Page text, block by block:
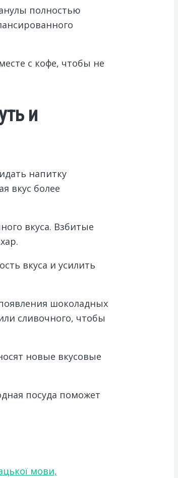
полностью
с кофе, чтобы не
и
напитку
вкус более
вкуса. Взбитые
вкуса и усилить
шоколадных
сливочного, чтобы
новые вкусовые
посуда поможет
мови,